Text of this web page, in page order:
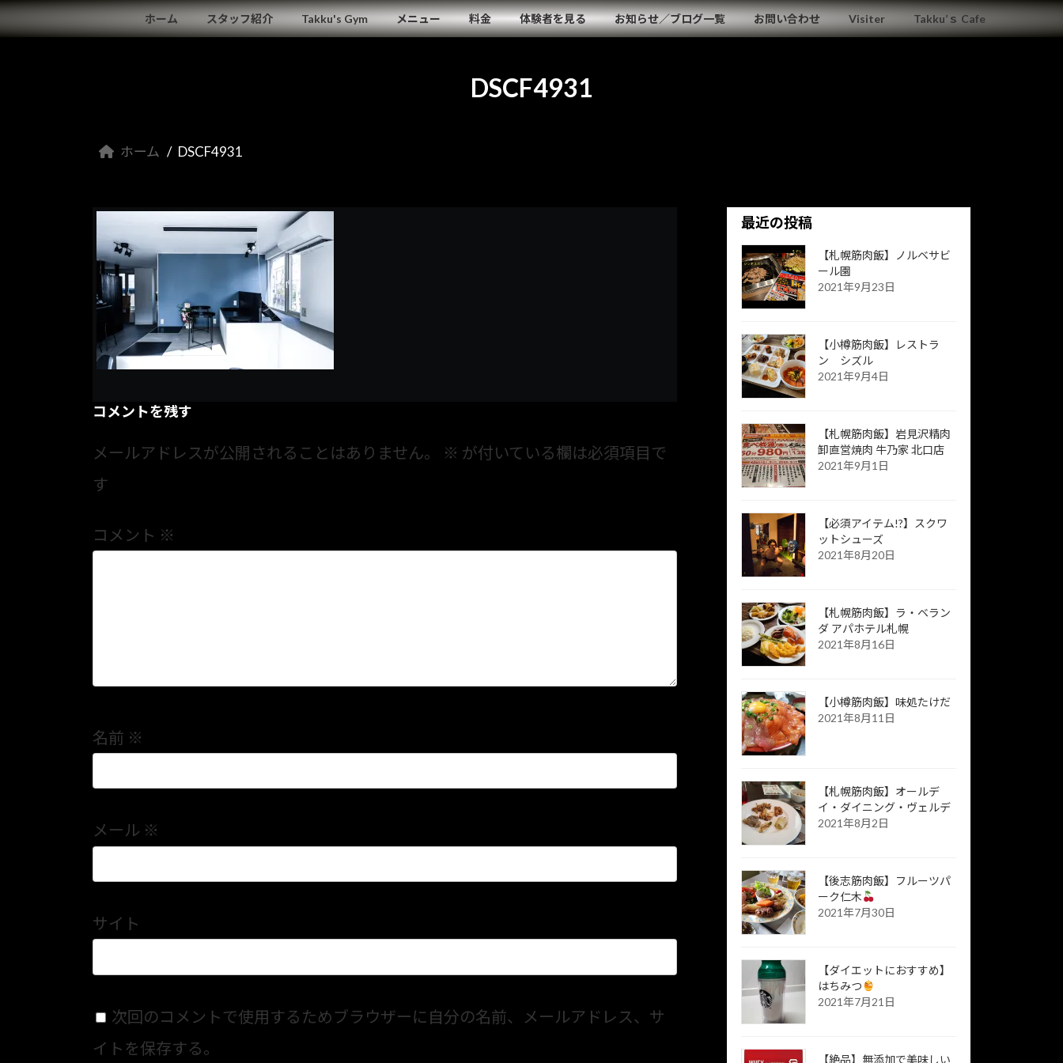
コ
ン
ナ
ビ
ホーム スタッフ紹介 Takku's Gym メニュー 料金 体験者を見る お知らせ／ブログ一覧 お問い合わせ Visiter Takku’ｓ Cafe
DSCF4931
ホーム DSCF4931
コメントを残す
メールアドレスが公開されることはありません。 ※ が付いている欄は必須項目で
す
コメント ※
名前 ※
メール ※
サイト
次回のコメントで使用するためブラウザーに自分の名前、メールアドレス、サ
イトを保存する。
最近の投稿
【札幌筋肉飯】ノルベサビ
ール園
2021年9月23日
【小樽筋肉飯】レストラ
ン シズル
2021年9月4日
【札幌筋肉飯】岩見沢精肉
卸直営焼肉 牛乃家 北口店
2021年9月1日
【必須アイテム!?】スクワ
ットシューズ
2021年8月20日
【札幌筋肉飯】ラ・ベラン
ダ アパホテル札幌
2021年8月16日
【小樽筋肉飯】味処たけだ
2021年8月11日
【札幌筋肉飯】オールデ
イ・ダイニング・ヴェルデ
2021年8月2日
【後志筋肉飯】フルーツパ
ーク仁木
2021年7月30日
【ダイエットにおすすめ】
はちみつ
2021年7月21日
【絶品】無添加で美味しい